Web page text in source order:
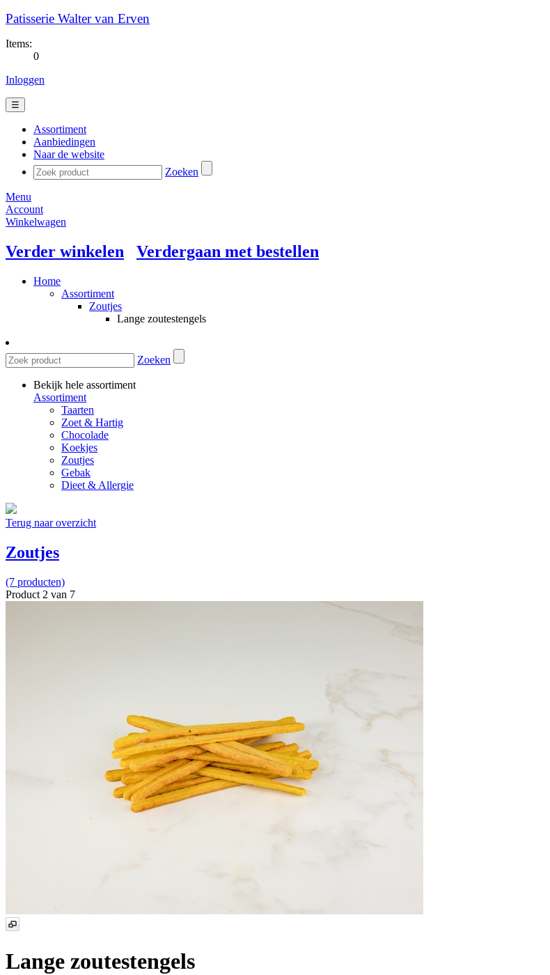
Patisserie Walter van Erven
Items:
0
Inloggen
☰
Assortiment
Aanbiedingen
Naar de website
Zoeken
Menu
Account
Winkelwagen
Verder winkelen Verdergaan met bestellen
Home
Assortiment
Zoutjes
Lange zoutestengels
Zoeken
Bekijk hele assortiment
Assortiment
Taarten
Zoet & Hartig
Chocolade
Koekjes
Zoutjes
Gebak
Dieet & Allergie
Terug naar overzicht
Zoutjes
(7 producten)
Product 2 van 7
Lange zoutestengels